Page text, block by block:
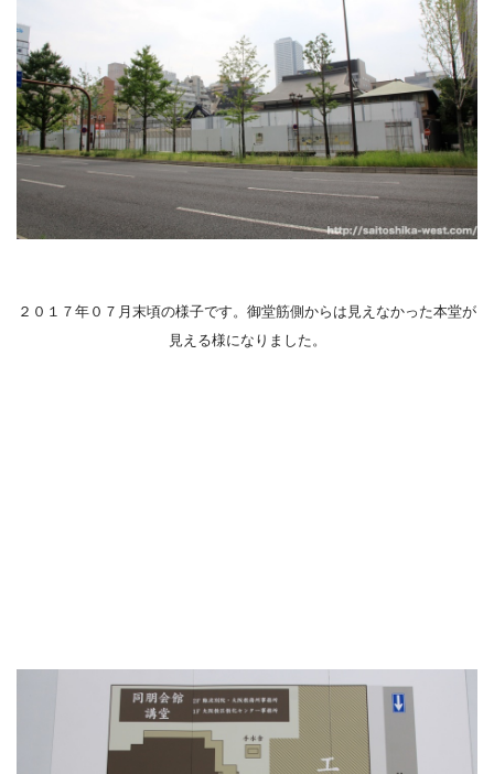
２０１７年０７月末頃の様子です。御堂筋側からは見えなかった本堂が
見える様になりました。